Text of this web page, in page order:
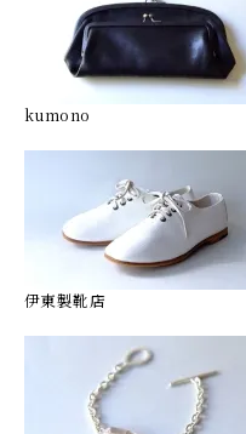
kumono
伊東製靴店